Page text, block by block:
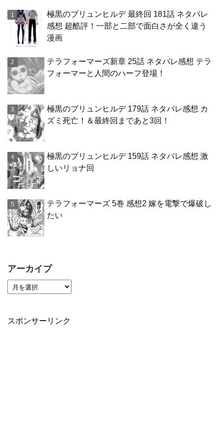
極黒のブリュンヒルデ 最終回 181話 ネタバレ
感想 超酷評！一部と二部で面白さが全く違う
漫画
テラフォーマーズ新章 25話 ネタバレ感想 テラ
フォーマーと人間のハーフ登場！
極黒のブリュンヒルデ 179話 ネタバレ感想 カ
ズミ死亡！＆最終回まであと3回！
極黒のブリュンヒルデ 159話 ネタバレ感想 激
しいリョナ回
テラフォーマーズ 5巻 感想2 嫁を電撃で爆破し
たい
アーカイブ
スポンサーリンク